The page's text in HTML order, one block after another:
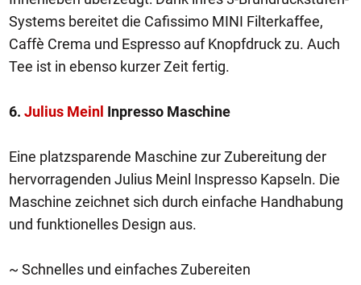
Systems bereitet die Cafissimo MINI Filterkaffee,
Caffè Crema und Espresso auf Knopfdruck zu. Auch
Tee ist in ebenso kurzer Zeit fertig.
6. Julius Meinl Inpresso Maschine
Eine platzsparende Maschine zur Zubereitung der
hervorragenden Julius Meinl Inspresso Kapseln. Die
Maschine zeichnet sich durch einfache Handhabung
und funktionelles Design aus.
~ Schnelles und einfaches Zubereiten